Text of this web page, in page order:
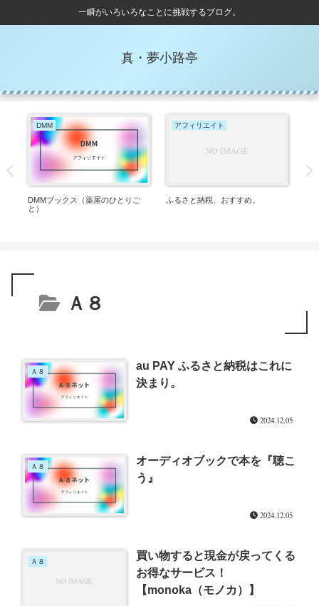
一瞬がいろいろなことに挑戦するブログ。
真・夢小路亭
DMM
DMMブックス（薬屋のひとりご
と）
アフィリエイト
ふるさと納税、おすすめ。
Ａ８
Ａ８
au PAY ふるさと納税はこれに
決まり。
2024.12.05
Ａ８
オーディオブックで本を『聴こ
う』
2024.12.05
Ａ８
買い物すると現金が戻ってくる
お得なサービス！
【monoka（モノカ）】